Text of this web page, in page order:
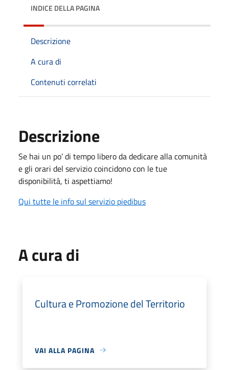
INDICE DELLA PAGINA
Descrizione
A cura di
Contenuti correlati
Descrizione
Se hai un po’ di tempo libero da dedicare alla comunità
e gli orari del servizio coincidono con le tue
disponibilità, ti aspettiamo!
Qui tutte le info sul servizio piedibus
A cura di
Cultura e Promozione del Territorio
VAI ALLA PAGINA